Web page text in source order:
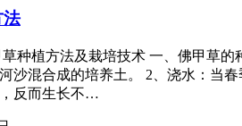
法
种植方法及栽培技术 一、佛甲草
沙混合成的培养土。 2、浇水：当
反而生长不…